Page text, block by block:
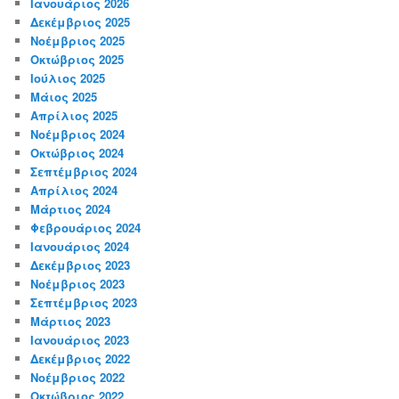
Δεκέμβριος 2025
Νοέμβριος 2025
Οκτώβριος 2025
Ιούλιος 2025
Μάιος 2025
Απρίλιος 2025
Νοέμβριος 2024
Οκτώβριος 2024
Σεπτέμβριος 2024
Απρίλιος 2024
Μάρτιος 2024
Φεβρουάριος 2024
Ιανουάριος 2024
Δεκέμβριος 2023
Νοέμβριος 2023
Σεπτέμβριος 2023
Μάρτιος 2023
Ιανουάριος 2023
Δεκέμβριος 2022
Νοέμβριος 2022